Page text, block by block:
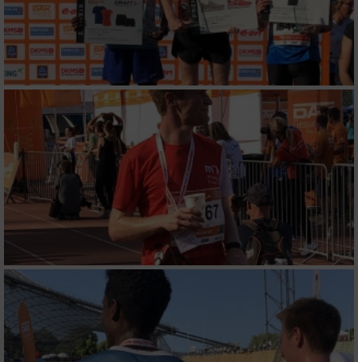
Verwendung reduzierter Daten zur Auswahl
von Werbeanzeigen
Erstellung von Profilen für personalisierte
Werbung
Verwendung von Profilen zur Auswahl
personalisierter Werbung
Erstellung von Profilen zur Personalisierung
von Inhalten
Verwendung von Profilen zur Auswahl
personalisierter Inhalte
Messung der Werbeleistung
Messung der Performance von Inhalten